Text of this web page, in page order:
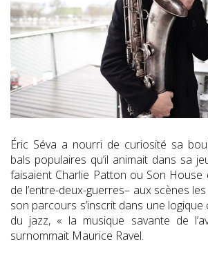
Éric Séva a nourri de curiosité sa
bals populaires qu’il animait dans sa
faisaient Charlie Patton ou Son House
de l’entre-deux-guerres– aux scènes
son parcours s’inscrit dans une
du jazz, « la musique savante de
surnommait Maurice Ravel.